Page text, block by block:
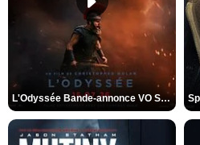
L'Odyssée Bande-annonce VO STFR